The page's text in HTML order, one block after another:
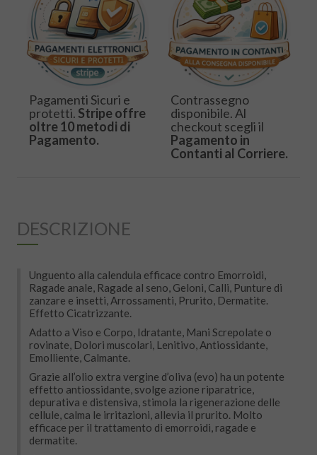
Pagamenti Sicuri e
protetti. Stripe offre
oltre 10 metodi di
Pagamento.
Contrassegno
disponibile. Al
checkout scegli il
Pagamento in
Contanti al Corriere.
DESCRIZIONE
Unguento alla calendula efficace contro Emorroidi,
Ragade anale, Ragade al seno, Geloni, Calli, Punture di
zanzare e insetti, Arrossamenti, Prurito, Dermatite.
Effetto Cicatrizzante.
Adatto a Viso e Corpo, Idratante, Mani Screpolate o
rovinate, Dolori muscolari, Lenitivo, Antiossidante,
Emolliente, Calmante.
Grazie all’olio extra vergine d’oliva (evo) ha un potente
effetto antiossidante, svolge azione riparatrice,
depurativa e distensiva, stimola la rigenerazione delle
cellule, calma le irritazioni, allevia il prurito. Molto
efficace per il trattamento di emorroidi, ragade e
dermatite.